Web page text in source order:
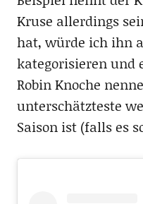
Kruse allerdings
hat, würde ich ihn
kategorisieren und
Robin Knoche
unterschätzteste
Saison ist (falls es